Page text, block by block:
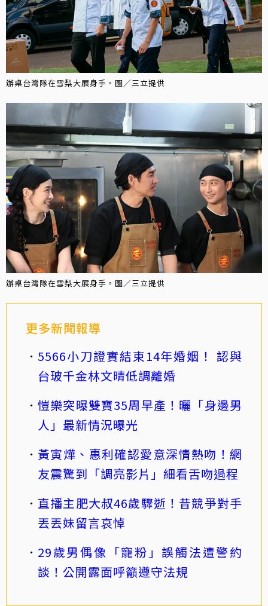
辦桌台灣隊在雪梨大展身手。圖／三立提供
辦桌台灣隊在雪梨大展身手。圖／三立提供
更多新聞報導
5566小刀證實結束14年婚姻！ 認與
台玻千金林文晴低調離婚
愷樂突曝雙寶35周早產！曬「身邊男
人」最新情況曝光
黃寅燁、惠利確認愛意深情熱吻！網
友震驚到「調亮影片」細看舌吻過程
直播主肥大叔46歲驟逝！昔競爭對手
丟丟妹留言哀悼
29歲男偶像「寵粉」誤觸法遭警約
談！公開露面呼籲遵守法規